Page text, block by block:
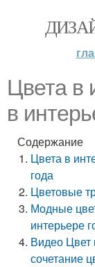
Цвета в
в
Содержание
Цвета в
года
Цветовые
Модные
интерьере
Видео Цвет
сочетание